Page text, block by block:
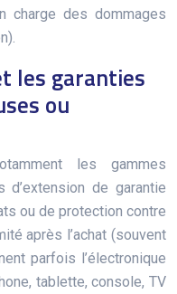
charge des dommages
les garanties
ou
les gammes
d’extension de garantie
ou de protection contre
après l’achat (souvent
parfois l’électronique
tablette, console, TV